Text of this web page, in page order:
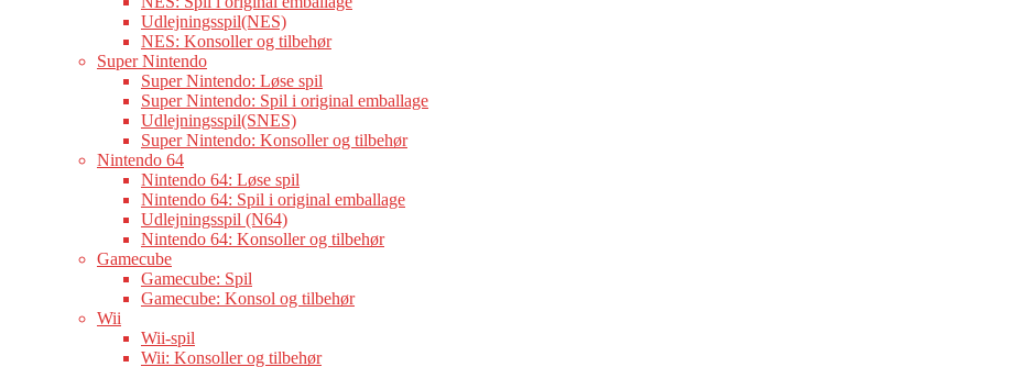
Udlejningsspil(NES)
NES: Konsoller og tilbehør
Super Nintendo
Super Nintendo: Løse spil
Super Nintendo: Spil i original emballage
Udlejningsspil(SNES)
Super Nintendo: Konsoller og tilbehør
Nintendo 64
Nintendo 64: Løse spil
Nintendo 64: Spil i original emballage
Udlejningsspil (N64)
Nintendo 64: Konsoller og tilbehør
Gamecube
Gamecube: Spil
Gamecube: Konsol og tilbehør
Wii
Wii-spil
Wii: Konsoller og tilbehør